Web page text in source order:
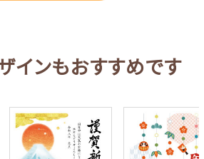
インもおすすめです